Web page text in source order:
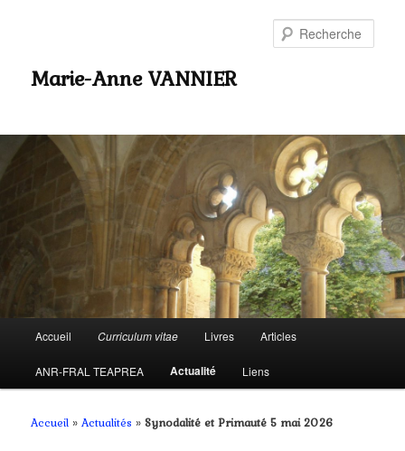
Marie-Anne VANNIER
principal
Aller
au
contenu
Accueil Curriculum vitae Livres Articles
ANR-FRAL TEAPREA Actualité Liens
Accueil »Actualités »Synodalité et Primauté 5 mai 2026